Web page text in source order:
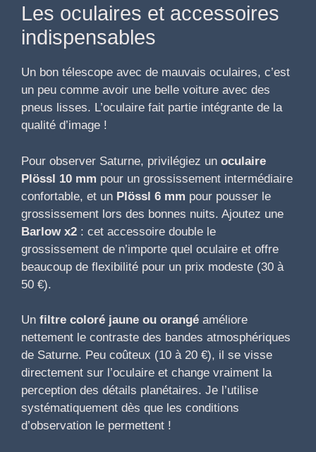
Les oculaires et accessoires
indispensables
Un bon télescope avec de mauvais oculaires, c’est
un peu comme avoir une belle voiture avec des
pneus lisses. L’oculaire fait partie intégrante de la
qualité d’image !
Pour observer Saturne, privilégiez un oculaire
Plössl 10 mm pour un grossissement intermédiaire
confortable, et un Plössl 6 mm pour pousser le
grossissement lors des bonnes nuits. Ajoutez une
Barlow x2 : cet accessoire double le
grossissement de n’importe quel oculaire et offre
beaucoup de flexibilité pour un prix modeste (30 à
50 €).
Un filtre coloré jaune ou orangé améliore
nettement le contraste des bandes atmosphériques
de Saturne. Peu coûteux (10 à 20 €), il se visse
directement sur l’oculaire et change vraiment la
perception des détails planétaires. Je l’utilise
systématiquement dès que les conditions
d’observation le permettent !